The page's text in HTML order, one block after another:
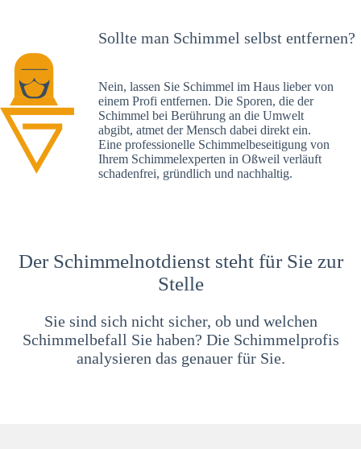
Sollte man Schimmel selbst entfernen?
Nein, lassen Sie Schimmel im Haus lieber von
einem Profi entfernen. Die Sporen, die der
Schimmel bei Berührung an die Umwelt
abgibt, atmet der Mensch dabei direkt ein.
Eine professionelle Schimmelbeseitigung von
Ihrem Schimmelexperten in Oßweil verläuft
schadenfrei, gründlich und nachhaltig.
Der Schimmelnotdienst steht für Sie zur
Stelle
Sie sind sich nicht sicher, ob und welchen
Schimmelbefall Sie haben? Die Schimmelprofis
analysieren das genauer für Sie.